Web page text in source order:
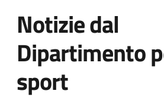
Notizie dal
Dipartimento
sport